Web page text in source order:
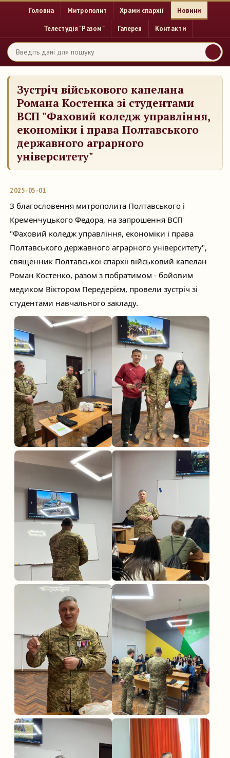
Головна Митрополит Храми єпархії Новини
Телестудія "Разом" Галерея Контакти
Зустріч військового капелана
Романа Костенка зі студентами
ВСП "Фаховий коледж управління,
економіки і права Полтавського
державного аграрного
університету"
2025-05-01
З благословення митрополита Полтавського і
Кременчуцького Федора, на запрошення ВСП
"Фаховий коледж управління, економіки і права
Полтавського державного аграрного університету",
священник Полтавської єпархії військовий капелан
Роман Костенко, разом з побратимом - бойовим
медиком Віктором Передерієм, провели зустріч зі
студентами навчального закладу.